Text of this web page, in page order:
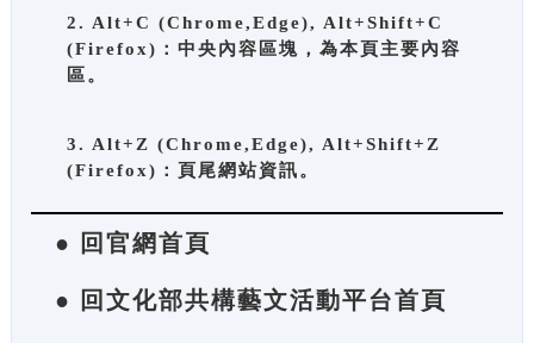
2. Alt+C (Chrome,Edge), Alt+Shift+C
(Firefox)：中央內容區塊，為本頁主要內容
區。
3. Alt+Z (Chrome,Edge), Alt+Shift+Z
(Firefox)：頁尾網站資訊。
● 回官網首頁
● 回文化部共構藝文活動平台首頁